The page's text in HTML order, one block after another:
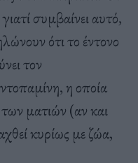
συμβαίνει αυτό,
ότι το έντονο
τον
η οποία
ματιών (αν και
κυρίως με ζώα,